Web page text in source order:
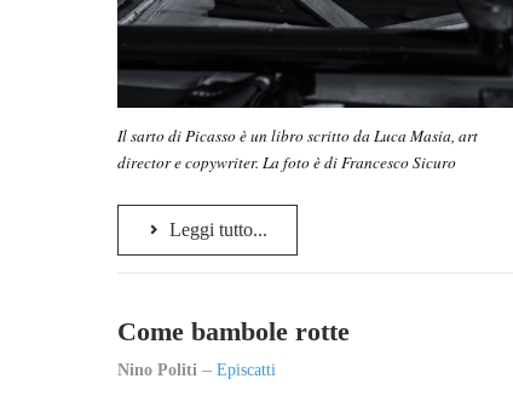
Il sarto di Picasso è un libro scritto da Luca Masia, art
director e copywriter. La foto è di Francesco Sicuro
Leggi tutto...
Come bambole rotte
Nino Politi Episcatti